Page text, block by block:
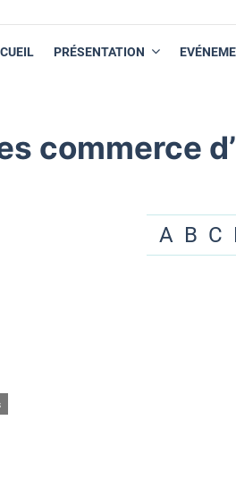
PRÉSENTATION
commerce
A B C